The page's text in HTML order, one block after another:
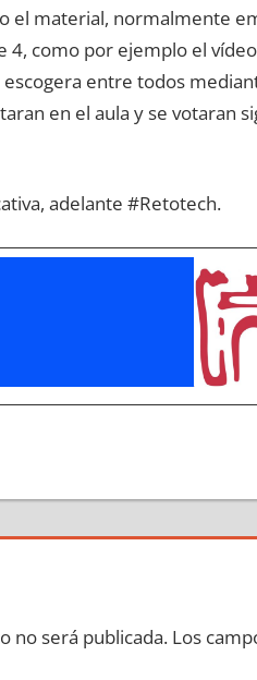
el material, normalmente
4, como por ejemplo el
entre todos
en el aula y se votaran
adelante #Retotech.
no será publicada. Los